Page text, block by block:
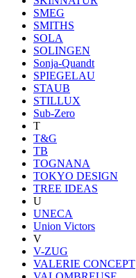
SMEG
SMITHS
SOLA
SOLINGEN
Sonja-Quandt
SPIEGELAU
STAUB
STILLUX
Sub-Zero
T
T&G
TB
TOGNANA
TOKYO DESIGN
TREE IDEAS
U
UNECA
Union Victors
V
V-ZUG
VALERIE CONCEPT